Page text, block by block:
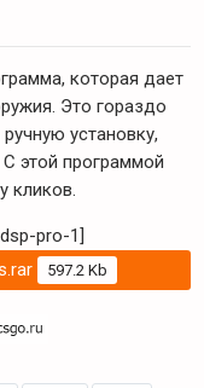
которая дает
Это гораздо
установку,
этой программой
кликов.
pro-1]
597.2 Kb